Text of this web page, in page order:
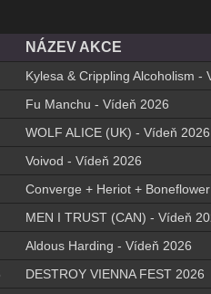
NÁZEV AKCE
Kylesa & Crippling Alcoholism -
Fu Manchu - Vídeň 2026
WOLF ALICE (UK) - Vídeň 2026
Voivod - Vídeň 2026
Converge + Heriot +
MEN I TRUST (CAN) - Vídeň
Aldous Harding - Vídeň 2026
DESTROY VIENNA FEST 2026